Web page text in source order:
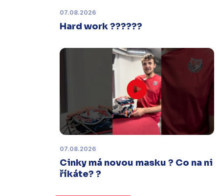
Úterý 27. ledna |Utkání 32. kola v
, které se mělo původně
odehrát 31. ledna, bylo z důvodu
marodky Králů
odloženo. Kluby se
domluvily na náhradním termínu,
Bruslaři se s Pískem utkají venku
pondělí 16. února od 18:00
Charitativní aukce
Sobota 3. ledna | Vydražte si na
07.08.2026
Hard work ??????
07.08.2026
Cinky má novou masku ? Co na ni
říkáte? ?